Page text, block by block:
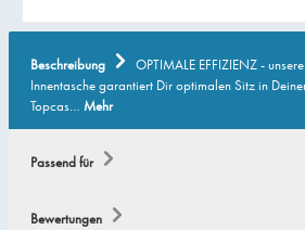
Beschreibung
OPTIMALE EFFIZIENZ -
Innentasche garantiert Dir optimalen Sitz in
Topcas… Mehr
Passend für
Bewertungen